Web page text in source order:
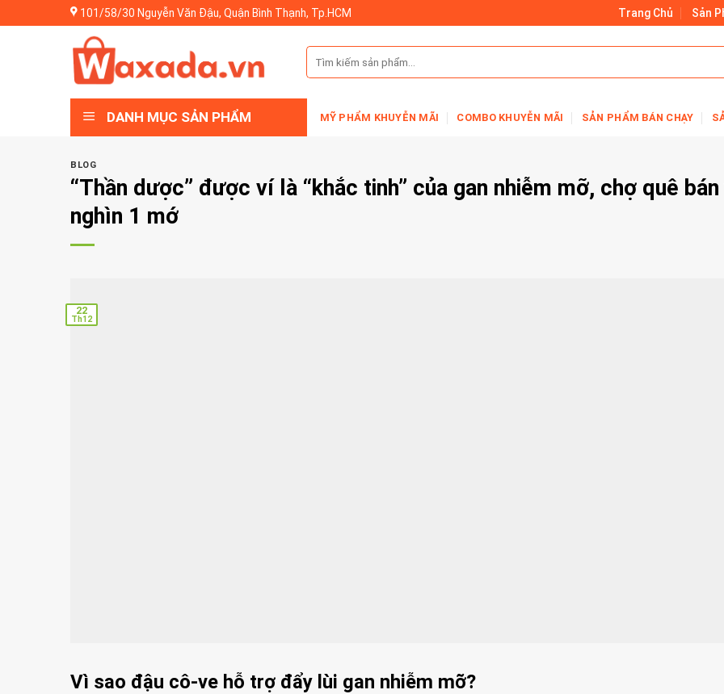
to
101/58/30 Nguyễn Văn Đậu, Quận Bình Thạnh, Tp.HCM Trang Chủ Sản
Tìm
kiếm:
DANH MỤC SẢN PHẨM MỸ PHẨM KHUYỄN MÃI COMBO KHUYỄN MÃI SẢN PHẨM BÁN CHẠY
BLOG
“Thần dược” được ví là “khắc tinh” của gan nhiễm mỡ, chợ quê bán
nghìn 1 mớ
22
Th12
Vì sao đậu cô-ve hỗ trợ đẩy lùi gan nhiễm mỡ?